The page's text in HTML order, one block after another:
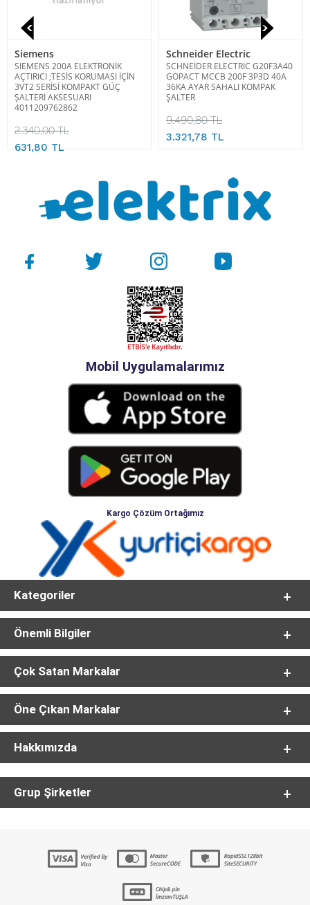
Siemens
SIEMENS 200A ELEKTRONİK
AÇTIRICI ;TESİS KORUMASI İÇİN
3VT2 SERİSİ KOMPAKT GÜÇ
ŞALTERİ AKSESUARI
4011209762862
2.340,00 TL
631,80 TL
Schneider Electric
SCHNEİDER ELECTRİC G20F3A40
GOPACT MCCB 200F 3P3D 40A
36KA AYAR SAHALI KOMPAK
ŞALTER
9.490,80 TL
3.321,78 TL
Mobil Uygulamalarımız
Kargo Çözüm Ortağımız
Kategoriler
Önemli Bilgiler
Çok Satan Markalar
Öne Çıkan Markalar
Hakkımızda
Grup Şirketler